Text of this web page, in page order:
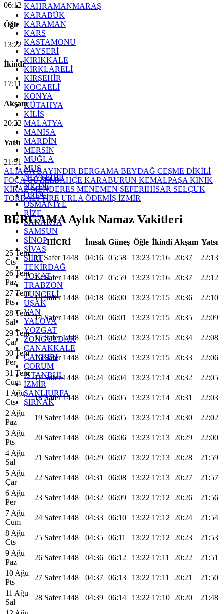
KAHRAMANMARAŞ
KARABÜK
KARAMAN
KARS
KASTAMONU
KAYSERİ
KIRIKKALE
KIRKLARELİ
KIRŞEHİR
KOCAELİ
KONYA
KÜTAHYA
KİLİS
MALATYA
MANİSA
MARDİN
MERSİN
MUĞLA
MUŞ
NEVŞEHİR
NİĞDE
ORDU
OSMANİYE
RİZE
SAKARYA
SAMSUN
SİNOP
SİVAS
SİİRT
TEKİRDAĞ
TOKAT
TRABZON
TUNCELİ
UŞAK
VAN
YALOVA
YOZGAT
ZONGULDAK
ÇANAKKALE
ÇANKIRI
ÇORUM
İSTANBUL
İZMİR
ŞANLIURFA
ŞIRNAK
06:12
Öğle
13:22
İkindi
17:11
Akşam
20:22
Yatsı
21:51
ALİAĞABAYINDIR BERGAMA BEYDAĞ CEŞME DİKİLİ
FOÇAGÜZELBAHÇE KARABURUN KEMALPAŞA KINIK
KİRAZMENDERES MENEMEN SEFERIHİSAR SELÇUK
TORBALITİRE URLA ÖDEMİŞ İZMİR
BERGAMA Aylık Namaz Vakitleri
HİCRİ İmsak Güneş Öğle İkindi Akşam Yatsı
25 Tem
Cts
11 Safer 1448 04:16 05:58 13:23 17:16 20:37
22:13
26 Tem
Paz
12 Safer 1448 04:17 05:59 13:23 17:16 20:37
22:12
27 Tem
Pts
13 Safer 1448 04:18 06:00 13:23 17:15 20:36
22:10
28 Tem
Sal
14 Safer 1448 04:20 06:01 13:23 17:15 20:35
22:09
29 Tem
Çar
15 Safer 1448 04:21 06:02 13:23 17:15 20:34
22:08
30 Tem
Per
16 Safer 1448 04:22 06:03 13:23 17:15 20:33
22:06
31 Tem
Cum
17 Safer 1448 04:24 06:04 13:23 17:14 20:32
22:05
1 Ağu
Cts
18 Safer 1448 04:25 06:05 13:23 17:14 20:31
22:03
2 Ağu
Paz
19 Safer 1448 04:26 06:05 13:23 17:14 20:30
22:02
3 Ağu
Pts
20 Safer 1448 04:28 06:06 13:23 17:13 20:29
22:00
4 Ağu
Sal
21 Safer 1448 04:29 06:07 13:22 17:13 20:28
21:59
5 Ağu
Çar
22 Safer 1448 04:31 06:08 13:22 17:13 20:27
21:57
6 Ağu
Per
23 Safer 1448 04:32 06:09 13:22 17:12 20:26
21:56
7 Ağu
Cum
24 Safer 1448 04:33 06:10 13:22 17:12 20:24
21:54
8 Ağu
Cts
25 Safer 1448 04:35 06:11 13:22 17:12 20:23
21:53
9 Ağu
Paz
26 Safer 1448 04:36 06:12 13:22 17:11 20:22
21:51
10 Ağu
Pts
27 Safer 1448 04:37 06:13 13:22 17:11 20:21
21:50
11 Ağu
Sal
28 Safer 1448 04:39 06:14 13:22 17:10 20:20
21:48